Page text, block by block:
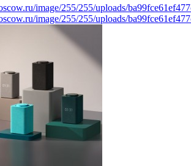
image/255/255/uploads/
image/255/255/uploads/